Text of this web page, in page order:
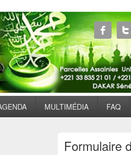
MULTIMÉDIA FAQ
Formulaire